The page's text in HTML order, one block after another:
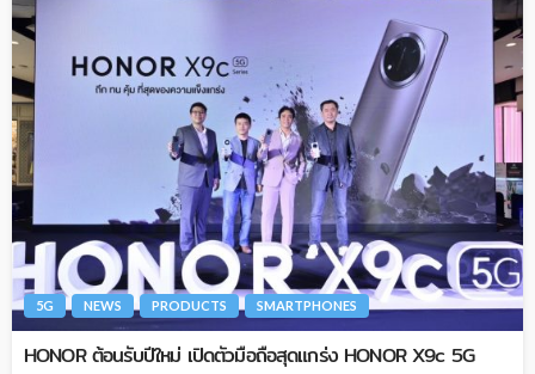
5G NEWS PRODUCTS SMARTPHONES
HONOR ต้อนรับปีใหม่ เปิดตัวมือถือสุดแกร่ง HONOR X9c 5G